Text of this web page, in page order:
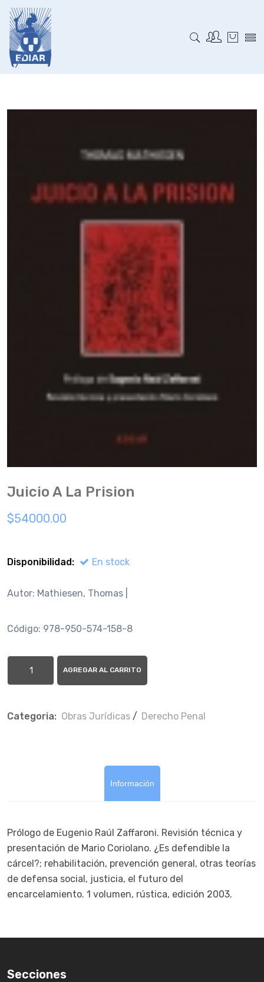
Juicio A La Prision
$54000.00
Disponibilidad: En stock
Autor: Mathiesen, Thomas |
Código: 978-950-574-158-8
AGREGAR AL CARRITO
Categoria: Obras Jurí­dicas / Derecho Penal
Información
Prólogo de Eugenio Raúl Zaffaroni. Revisión técnica y
presentación de Mario Coriolano. ¿Es defendible la
cárcel?; rehabilitación, prevención general, otras teorías
de defensa social, justicia, el futuro del
encarcelamiento. 1 volumen, rústica, edición 2003.
Secciones